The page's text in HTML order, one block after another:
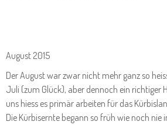
August 2015
Der August war zwar nicht mehr ganz so
Juli (zum Glück), aber dennoch ein richtiger
uns hiess es primär arbeiten für das
Die Kürbisernte begann so früh wie noch nie